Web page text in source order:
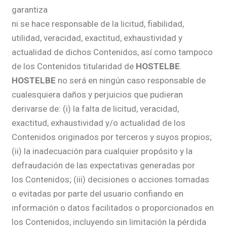
garantiza
ni se hace responsable de la licitud, fiabilidad,
utilidad, veracidad, exactitud, exhaustividad y
actualidad de dichos Contenidos, así como tampoco
de los Contenidos titularidad de HOSTELBE.
HOSTELBE no será en ningún caso responsable de
cualesquiera daños y perjuicios que pudieran
derivarse de: (i) la falta de licitud, veracidad,
exactitud, exhaustividad y/o actualidad de los
Contenidos originados por terceros y suyos propios;
(ii) la inadecuación para cualquier propósito y la
defraudación de las expectativas generadas por
los Contenidos; (iii) decisiones o acciones tomadas
o evitadas por parte del usuario confiando en
información o datos facilitados o proporcionados en
los Contenidos, incluyendo sin limitación la pérdida